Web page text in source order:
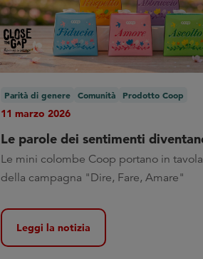
Parità di genere Comunità Prodotto Coop
11 marzo 2026
Le parole dei sentimenti
Le mini colombe Coop portano in
della campagna "Dire, Fare, Amare"
Leggi la notizia